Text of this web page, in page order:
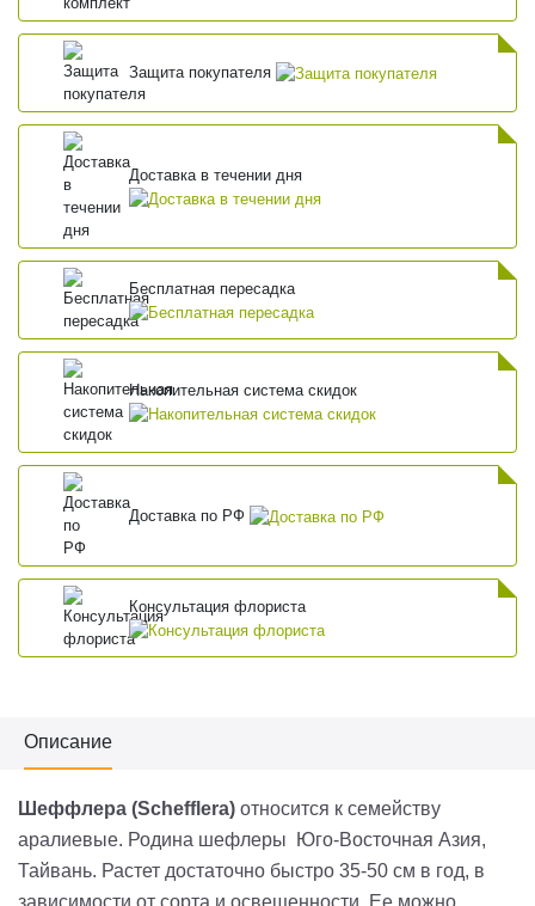
Защита покупателя
Доставка в течении дня
Бесплатная пересадка
Накопительная система скидок
Доставка по РФ
Консультация флориста
Описание
Шеффлера (Schefflera) относится к семейству
аралиевые. Родина шефлеры Юго-Восточная Азия,
Тайвань. Растет доста­точно быстро 35-50 см в год, в